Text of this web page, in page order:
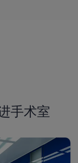
举足轻重的作
列设备尤为适
工学的现代化
入卵巢和输卵
前，对内镜手
手术室